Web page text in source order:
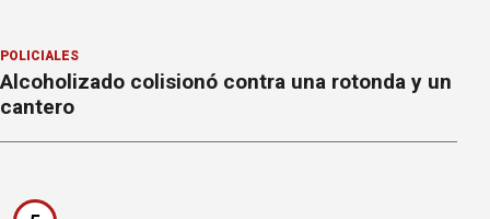
POLICIALES
Alcoholizado colisionó contra una rotonda y un
cantero